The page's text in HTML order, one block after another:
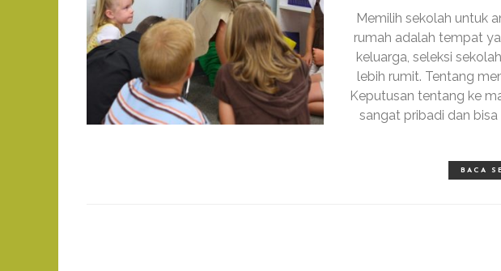
Memilih sekolah untuk
rumah adalah tempat
keluarga, seleksi
lebih rumit. Tentang
Keputusan tentang ke
sangat pribadi dan
BACA